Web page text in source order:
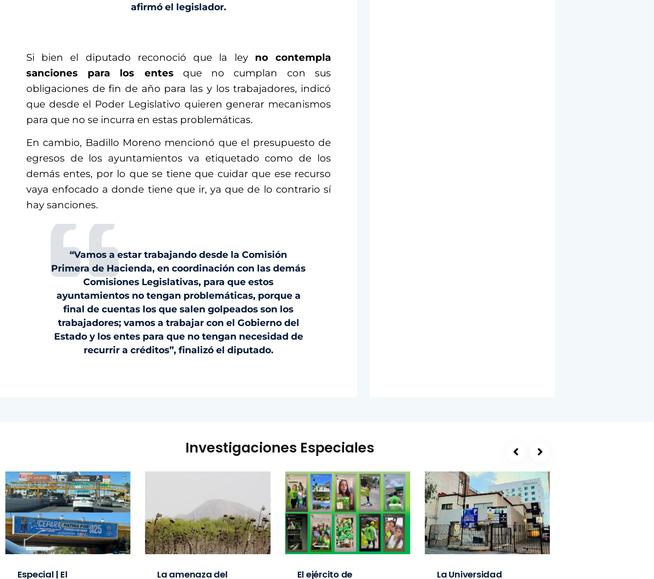
afirmó el legislador.
Si bien el diputado reconoció que la ley no contempla
sanciones para los entes que no cumplan con sus
obligaciones de fin de año para las y los trabajadores, indicó
que desde el Poder Legislativo quieren generar mecanismos
para que no se incurra en estas problemáticas.
En cambio, Badillo Moreno mencionó que el presupuesto de
egresos de los ayuntamientos va etiquetado como de los
demás entes, por lo que se tiene que cuidar que ese recurso
vaya enfocado a donde tiene que ir, ya que de lo contrario sí
hay sanciones.
“Vamos a estar trabajando desde la Comisión
Primera de Hacienda, en coordinación con las demás
Comisiones Legislativas, para que estos
ayuntamientos no tengan problemáticas, porque a
final de cuentas los que salen golpeados son los
trabajadores; vamos a trabajar con el Gobierno del
Estado y los entes para que no tengan necesidad de
recurrir a créditos”, finalizó el diputado.
Investigaciones Especiales
Especial | El La amenaza del El ejército de La Universidad